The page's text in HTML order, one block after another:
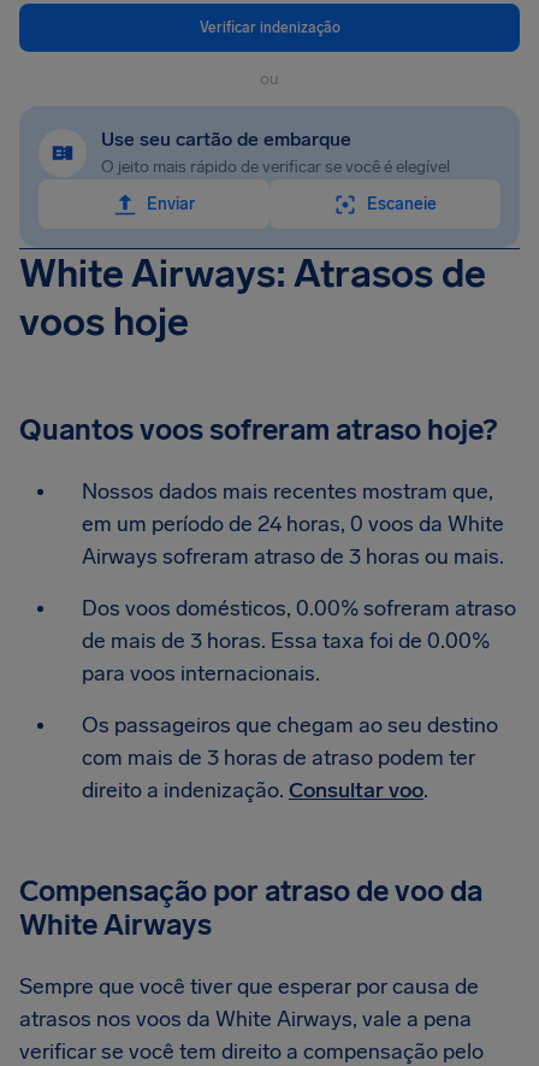
Verificar indenização
ou
Use seu cartão de embarque
O jeito mais rápido de verificar se você é elegível
Enviar
Escaneie
White Airways: Atrasos de
voos hoje
Quantos voos sofreram atraso hoje?
Nossos dados mais recentes mostram que,
em um período de 24 horas, 0 voos da White
Airways sofreram atraso de 3 horas ou mais.
Dos voos domésticos, 0.00% sofreram atraso
de mais de 3 horas. Essa taxa foi de 0.00%
para voos internacionais.
Os passageiros que chegam ao seu destino
com mais de 3 horas de atraso podem ter
direito a indenização. Consultar voo.
Compensação por atraso de voo da
White Airways
Sempre que você tiver que esperar por causa de
atrasos nos voos da White Airways, vale a pena
verificar se você tem direito a compensação pelo